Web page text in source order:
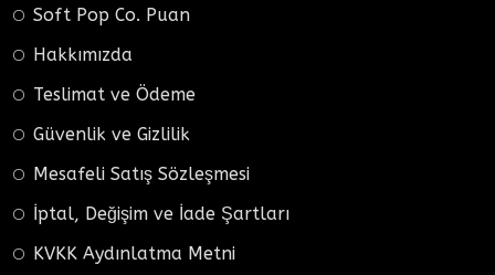
Soft Pop Co. Puan
Hakkımızda
Teslimat ve Ödeme
Güvenlik ve Gizlilik
Mesafeli Satış Sözleşmesi
İptal, Değişim ve İade Şartları
KVKK Aydınlatma Metni